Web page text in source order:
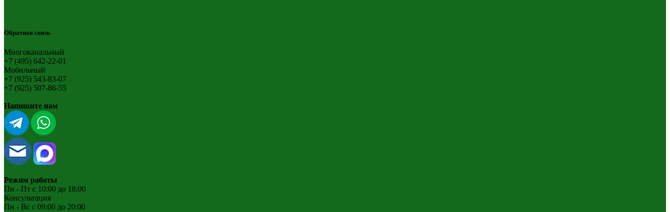
Обратная связь
Многоканальный
+7 (495) 642-22-01
Мобильный
+7 (925) 543-83-07
+7 (925) 507-86-55
Напишите нам
Режим работы
Пн - Пт с 10:00 до 18:00
Консультация
Пн - Вс с 09:00 до 20:00